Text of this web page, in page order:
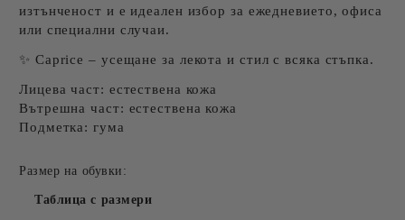
изтънченост и е идеален избор за ежедневието, офиса
или специални случаи.
✨ Caprice – усещане за лекота и стил с всяка стъпка.
Лицева част: естествена кожа
Вътрешна част: естествена кожа
Подметка: гума
Размер на обувки:
Таблица с размери